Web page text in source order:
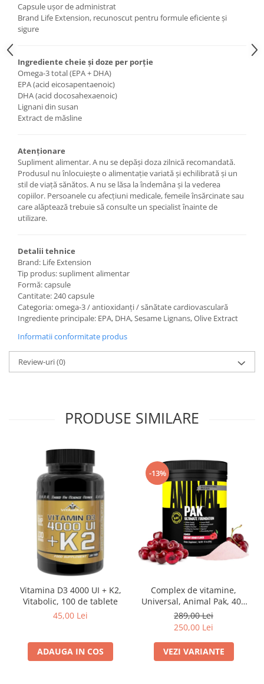
Capsule ușor de administrat
Brand Life Extension, recunoscut pentru formule eficiente și
sigure
Ingrediente cheie și doze per porție
Omega-3 total (EPA + DHA)
EPA (acid eicosapentaenoic)
DHA (acid docosahexaenoic)
Lignani din susan
Extract de măsline
Atenționare
Supliment alimentar. A nu se depăși doza zilnică recomandată.
Produsul nu înlocuiește o alimentație variată și echilibrată și un
stil de viață sănătos. A nu se lăsa la îndemâna și la vederea
copiilor. Persoanele cu afecțiuni medicale, femeile însărcinate sau
care alăptează trebuie să consulte un specialist înainte de
utilizare.
Detalii tehnice
Brand: Life Extension
Tip produs: supliment alimentar
Formă: capsule
Cantitate: 240 capsule
Categoria: omega-3 / antioxidanți / sănătate cardiovasculară
Ingrediente principale: EPA, DHA, Sesame Lignans, Olive Extract
Informatii conformitate produs
Review-uri(0)
PRODUSE SIMILARE
Vitamina D3 4000 UI + K2,
Vitabolic, 100 de tablete
45,00 Lei
ADAUGA IN COS
-13%
Complex de vitamine,
Universal, Animal Pak, 400
grame, pudra
289,00 Lei
250,00 Lei
VEZI VARIANTE